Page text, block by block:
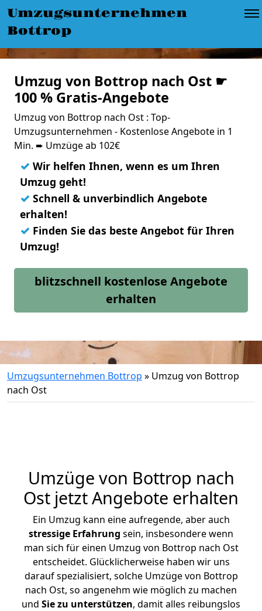
Umzugsunternehmen
Bottrop
Umzug von Bottrop nach Ost ☛
100 % Gratis-Angebote
Umzug von Bottrop nach Ost : Top-
Umzugsunternehmen - Kostenlose Angebote in 1
Min. ➨ Umzüge ab 102€
✓ Wir helfen Ihnen, wenn es um Ihren
Umzug geht!
✓ Schnell & unverbindlich Angebote
erhalten!
✓ Finden Sie das beste Angebot für Ihren
Umzug!
blitzschnell kostenlose Angebote
erhalten
Umzugsunternehmen Bottrop » Umzug von Bottrop
nach Ost
Umzüge von Bottrop nach
Ost jetzt Angebote erhalten
Ein Umzug kann eine aufregende, aber auch
stressige Erfahrung sein, insbesondere wenn
man sich für einen Umzug von Bottrop nach Ost
entscheidet. Glücklicherweise haben wir uns
darauf spezialisiert, solche Umzüge von Bottrop
nach Ost, so angenehm wie möglich zu machen
und Sie zu unterstützen, damit alles reibungslos